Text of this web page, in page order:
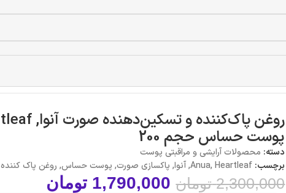
پوست حساس حجم 200
دسته: محصولات آرایشی و مراقبتی پوست
برچسب:
Anua, Heartleaf
, آنوا, پاکسازی صورت, پوست حساس, روغن پاک کننده
2,300,000 تومان 1,790,000 تومان